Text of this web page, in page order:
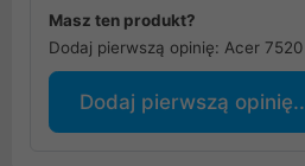
Masz ten produkt?
Dodaj pierwszą opinię: Acer
Dodaj pierwszą